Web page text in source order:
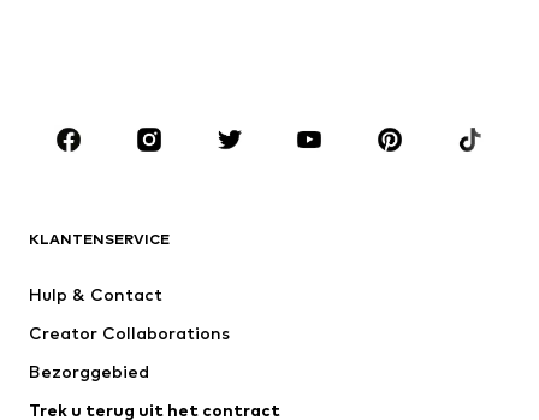
Accessoires
Premium
Nieuw
Ondergoed
Mantels
Rokken
KLANTENSERVICE
Hulp & Contact
Creator Collaborations
Bezorggebied
Trek u terug uit het contract